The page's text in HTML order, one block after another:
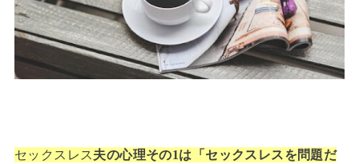
セックスレス夫の心理その1は「セックスレスを問題だ